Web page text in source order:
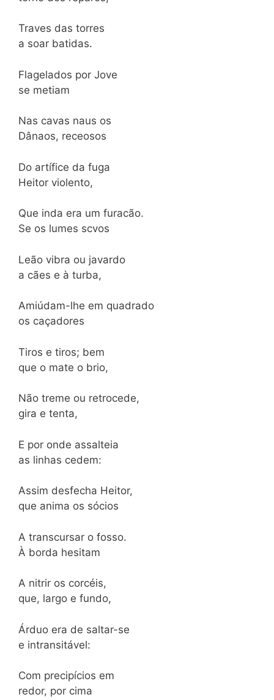
Traves das torres
a soar batidas.
Flagelados por Jove
se metiam
Nas cavas naus os
Dânaos, receosos
Do artífice da fuga
Heitor violento,
Que inda era um furacão.
Se os lumes scvos
Leão vibra ou javardo
a cães e à turba,
Amiúdam-lhe em quadrado
os caçadores
Tiros e tiros; bem
que o mate o brio,
Não treme ou retrocede,
gira e tenta,
E por onde assalteia
as linhas cedem:
Assim desfecha Heitor,
que anima os sócios
A transcursar o fosso.
À borda hesitam
A nitrir os corcéis,
que, largo e fundo,
Árduo era de saltar-se
e intransitável:
Com precipícios em
redor, por cima